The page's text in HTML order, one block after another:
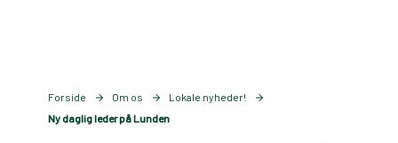
Forside Om os
Lokale nyheder!
Ny daglig leder på Lunden